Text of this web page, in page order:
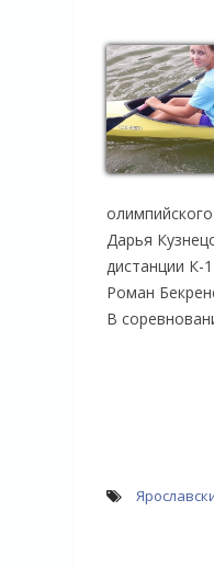
Дарья
дистанции К-
Роман
В